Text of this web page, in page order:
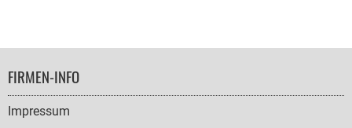
FOOTER
NAVIGATION
FIRMEN-INFO
Impressum